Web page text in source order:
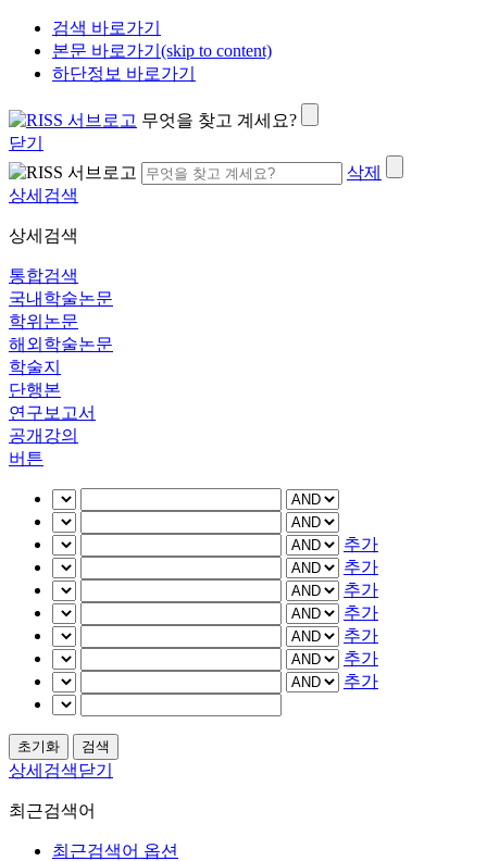
검색 바로가기
본문 바로가기(skip to content)
하단정보 바로가기
무엇을 찾고 계세요?
닫기
삭제
상세검색
상세검색
통합검색
국내학술논문
학위논문
해외학술논문
학술지
단행본
연구보고서
공개강의
버튼
추가
추가
추가
추가
추가
추가
추가
상세검색닫기
최근검색어
최근검색어 옵션